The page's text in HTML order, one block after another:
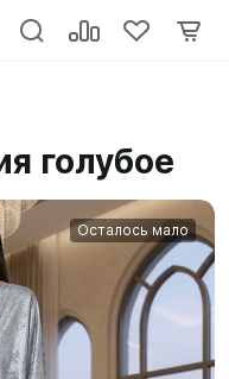
голубое
Осталось мало